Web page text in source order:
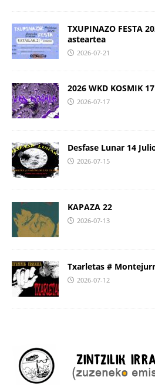
TXUPINAZO FESTA
asteartea
2026-07-21
2026 WKD KOSMIK
2026-07-17
Desfase Lunar 14
2026-07-15
KAPAZA 22
2026-07-13
Txarletas #
2026-07-12